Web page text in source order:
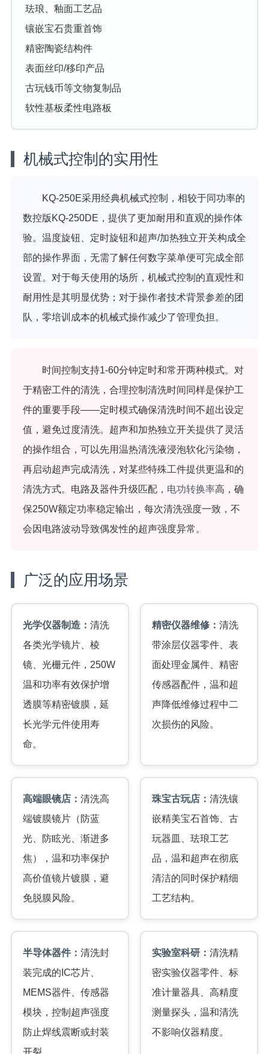
珐琅、釉面工艺品
镶嵌宝石贵重首饰
精密陶瓷结构件
表面丝印/移印产品
古玩钱币等文物复制品
软性基板柔性电路板
机械式控制的实用性
KQ-250E采用经典机械式控制，相较于同功率的
数控版KQ-250DE，提供了更加耐用和直观的操作体
验。温度旋钮、定时旋钮和超声/加热独立开关构成全
部的操作界面，无需了解任何数字菜单便可完成全部
设置。对于每天使用的场所，机械式控制的直观性和
耐用性是其明显优势；对于操作者技术背景参差的团
队，零培训成本的机械式操作减少了管理负担。
时间控制支持1-60分钟定时和常开两种模式。对
于精密工件的清洗，合理控制清洗时间同样是保护工
件的重要手段——定时模式确保清洗时间不超出设定
值，避免过度清洗。超声和加热独立开关提供了灵活
的操作组合，可以先用温热清洗液浸泡软化污染物，
再启动超声完成清洗，对某些特殊工件提供更温和的
清洗方式。电路及器件升级匹配， 电功转换率高，确
保250W额定功率稳定输出，每次清洗强度一致，不
会因电路波动导致偶发性的超声强度异常。
广泛的应用场景
光学仪器制造： 清洗
各类光学镜片、棱
镜、光栅元件，250W
温和功率有效保护增
透膜等精密镀膜，延
长光学元件使用寿
命。
精密仪器维修： 清洗
带涂层仪器零件、表
面处理金属件、精密
传感器配件，温和超
声降低维修过程中二
次损伤的风险。
高端眼镜店： 清洗高
端镀膜镜片（防蓝
光、防眩光、渐进多
焦），温和功率保护
高价值镜片镀膜，避
免脱膜风险。
珠宝古玩店： 清洗镶
嵌精美宝石首饰、古
玩器皿、珐琅工艺
品，温和超声在彻底
清洁的同时保护精细
工艺结构。
半导体器件： 清洗封
装完成的IC芯片、
MEMS器件、传感器
模块，控制超声强度
防止焊线震断或封装
实验室科研： 清洗精
密实验仪器零件、标
准计量器具、高精度
测量探头，温和清洗
不影响仪器精度。